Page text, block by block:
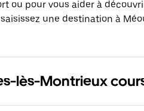
ou pour vous aider à
une destination à
lès-Montrieux